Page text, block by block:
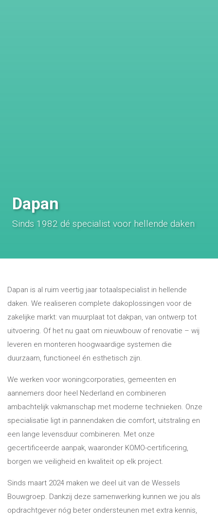
Dapan
Sinds 1982 dé specialist voor hellende daken
Dapan is al ruim veertig jaar totaalspecialist in hellende
daken. We realiseren complete dakoplossingen voor de
zakelijke markt: van muurplaat tot dakpan, van ontwerp tot
uitvoering. Of het nu gaat om nieuwbouw of renovatie – wij
leveren en monteren hoogwaardige systemen die
duurzaam, functioneel én esthetisch zijn.
We werken voor woningcorporaties, gemeenten en
aannemers door heel Nederland en combineren
ambachtelijk vakmanschap met moderne technieken. Onze
specialisatie ligt in pannendaken die comfort, uitstraling en
een lange levensduur combineren. Met onze
gecertificeerde aanpak, waaronder KOMO-certificering,
borgen we veiligheid en kwaliteit op elk project.
Sinds maart 2024 maken we deel uit van de Wessels
Bouwgroep. Dankzij deze samenwerking kunnen we jou als
opdrachtgever nóg beter ondersteunen met extra kennis,